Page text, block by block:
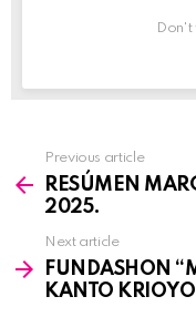
more
Previous article
RESÚMEN
2025.
Next article
FUNDASHON
KANTO